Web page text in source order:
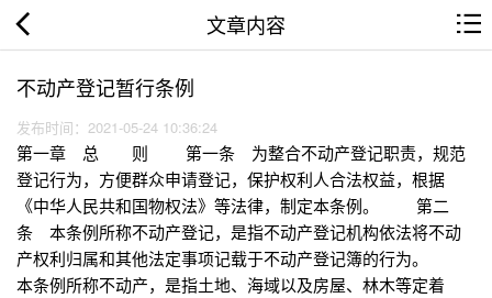
文章内容
不动产登记暂行条例
发布时间：2021-05-24 10:36:24
第一章 总 则 第一条 为整合不动产登记职责，规范
登记行为，方便群众申请登记，保护权利人合法权益，根据
《中华人民共和国物权法》等法律，制定本条例。 第二
条 本条例所称不动产登记，是指不动产登记机构依法将不动
产权利归属和其他法定事项记载于不动产登记簿的行为。
本条例所称不动产，是指土地、海域以及房屋、林木等定着